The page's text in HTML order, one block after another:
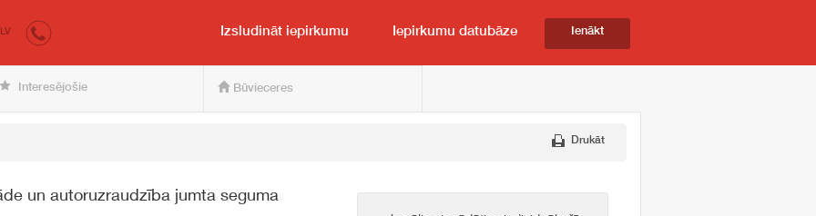
pircējam un pārdevējam
LV Izsludināt iepirkumu Iepirkumu datubāze Ienākt
Interesējošie Būvieceres
Drukāt
un autoruzraudzība jumta seguma